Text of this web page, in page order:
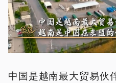
中国是越南最大贸易伙